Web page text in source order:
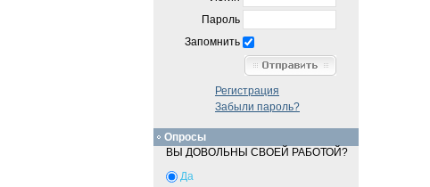
Пароль
Запомнить
Регистрация
Забыли пароль?
Опросы
ВЫ ДОВОЛЬНЫ СВОЕЙ РАБОТОЙ?
Да